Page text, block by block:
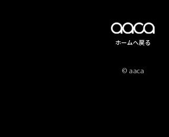
ホームへ戻る
© aaca